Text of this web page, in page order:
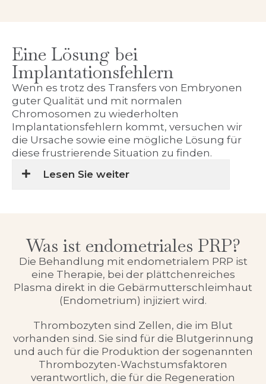
Eine Lösung bei
Implantationsfehlern
Wenn es trotz des Transfers von Embryonen
guter Qualität und mit normalen
Chromosomen zu wiederholten
Implantationsfehlern kommt, versuchen wir
die Ursache sowie eine mögliche Lösung für
diese frustrierende Situation zu finden.
Lesen Sie weiter
Was ist endometriales PRP?
Die Behandlung mit endometrialem PRP ist
eine Therapie, bei der plättchenreiches
Plasma direkt in die Gebärmutterschleimhaut
(Endometrium) injiziert wird.
Thrombozyten sind Zellen, die im Blut
vorhanden sind. Sie sind für die Blutgerinnung
und auch für die Produktion der sogenannten
Thrombozyten-Wachstumsfaktoren
verantwortlich, die für die Regeneration